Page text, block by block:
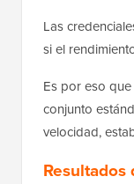
Las
si el
Es por eso
conjunto
velocidad,